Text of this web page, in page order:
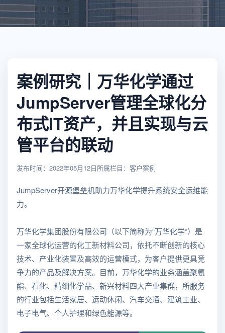
案例研究｜万华化学通过
JumpServer管理全球化分
布式IT资产，并且实现与云
管平台的联动
发布时间：2022年05月12日所属栏目：客户案例
JumpServer开源堡垒机助力万华化学提升系统安全运维能
力。
万华化学集团股份有限公司（以下简称为“万华化学“）是
一家全球化运营的化工新材料公司，依托不断创新的核心
技术、产业化装置及高效的运营模式，为客户提供更具竞
争力的产品及解决方案。目前，万华化学的业务涵盖聚氨
酯、石化、精细化学品、新兴材料四大产业集群，所服务
的行业包括生活家居、运动休闲、汽车交通、建筑工业、
电子电气、个人护理和绿色能源等。